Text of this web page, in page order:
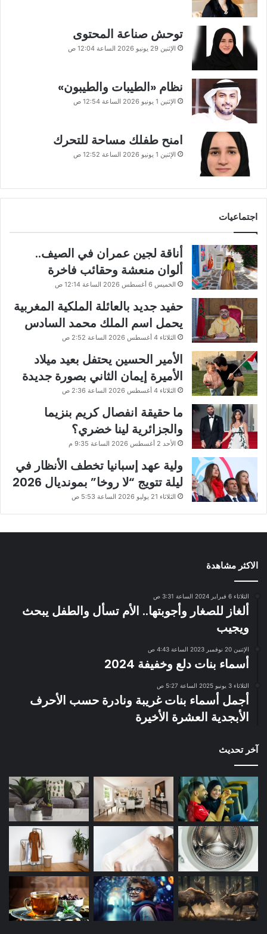
توحش صناعة المحتوى
الإثنين 29 يونيو 2026 الساعة 12:04 ص
نظام «الطيبات والطيبون»
الإثنين 1 يونيو 2026 الساعة 12:54 ص
امنح طفلك مساحة للتحرك
الإثنين 1 يونيو 2026 الساعة 12:52 ص
اجتماعيات
أناقة لجين عمران في الصيف..
ألوان منعشة وحقائب فاخرة
الخميس 6 أغسطس 2026 الساعة 12:14 ص
حفيد جديد بالعائلة الملكية المغربية
يحمل اسم الملك محمد السادس
الثلاثاء 4 أغسطس 2026 الساعة 2:52 ص
الأمير الحسين يحتفل بعيد ميلاد
الأميرة إيمان الثاني بصورة جديدة
الثلاثاء 4 أغسطس 2026 الساعة 2:36 ص
ما حقيقة انفصال كريم بنزيما
والجزائرية لينا خضري؟
الأحد 2 أغسطس 2026 الساعة 9:35 م
ولية عهد إسبانيا تخطف الأنظار في
ليلة تتويج “لا روخا” بمونديال 2026
الثلاثاء 21 يوليو 2026 الساعة 5:53 ص
الاكثر مشاهدة
الثلاثاء 6 فبراير 2024 الساعة 3:31 ص
ألغاز للصغار وأجوبتها.. الأم تسأل والطفل يبحث
ويجيب
الإثنين 20 نوفمبر 2023 الساعة 4:43 ص
أسماء بنات دلع وخفيفة 2024
الثلاثاء 3 يونيو 2025 الساعة 5:27 ص
أجمل أسماء بنات غريبة ونادرة حسب الأحرف
الأبجدية العشرة الأخيرة
آخر تحديث